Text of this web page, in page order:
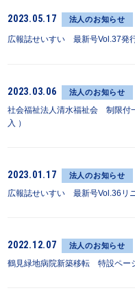
2023.05.17 法人のお知らせ
広報誌せいすい 最新号Vol.37発
2023.03.06 法人のお知らせ
社会福祉法人清水福祉会 制限付
入 ）
2023.01.17 法人のお知らせ
広報誌せいすい 最新号Vol.36リ
2022.12.07 法人のお知らせ
鶴見緑地病院新築移転 特設ペー